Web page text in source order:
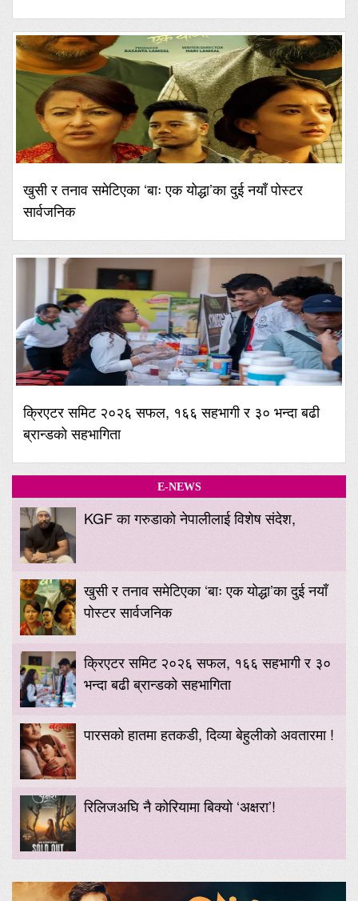
खुसी र तनाव समेटिएका ‘बाः एक योद्धा’का दुई नयाँ पोस्टर
सार्वजनिक
क्रिएटर समिट २०२६ सफल, १६६ सहभागी र ३० भन्दा बढी
ब्रान्डको सहभागिता
E-NEWS
KGF का गरुडाको नेपालीलाई विशेष संदेश,
खुसी र तनाव समेटिएका ‘बाः एक योद्धा’का दुई नयाँ
पोस्टर सार्वजनिक
क्रिएटर समिट २०२६ सफल, १६६ सहभागी र ३०
भन्दा बढी ब्रान्डको सहभागिता
पारसको हातमा हतकडी, दिव्या बेहुलीको अवतारमा !
रिलिजअघि नै कोरियामा बिक्यो ‘अक्षरा’!